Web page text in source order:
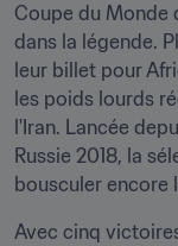
Coupe du Monde
dans la légende.
leur billet pour
les poids lourds
l'Iran. Lancée
Russie 2018, la
bousculer encore
Avec cinq